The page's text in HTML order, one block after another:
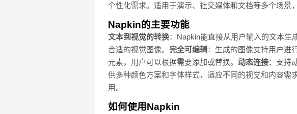
个性化需求。适用于演示、社交媒体和文档等多个场景
Napkin的主要功能
文本到视觉的转换：Napkin能直接从用户输入的文本生
合适的视觉图像。 完全可编辑：生成的图像支持用户进
元素，用户可以根据需要添加或替换。 动态连接：支持
供多种颜色方案和字体样式，适应不同的视觉和内容需求
用。
如何使用Napkin